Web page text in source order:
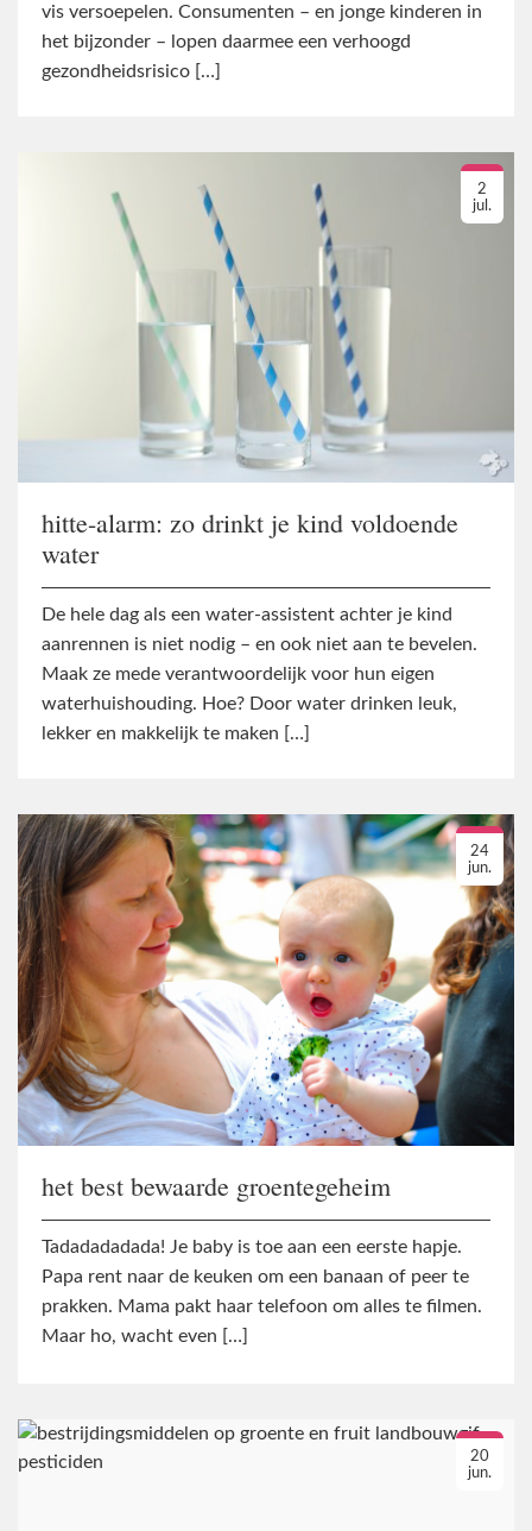
vis versoepelen. Consumenten – en jonge kinderen in
het bijzonder – lopen daarmee een verhoogd
gezondheidsrisico […]
2
jul.
hitte-alarm: zo drinkt je kind voldoende
water
De hele dag als een water-assistent achter je kind
aanrennen is niet nodig – en ook niet aan te bevelen.
Maak ze mede verantwoordelijk voor hun eigen
waterhuishouding. Hoe? Door water drinken leuk,
lekker en makkelijk te maken […]
24
jun.
het best bewaarde groentegeheim
Tadadadadada! Je baby is toe aan een eerste hapje.
Papa rent naar de keuken om een banaan of peer te
prakken. Mama pakt haar telefoon om alles te filmen.
Maar ho, wacht even […]
20
jun.